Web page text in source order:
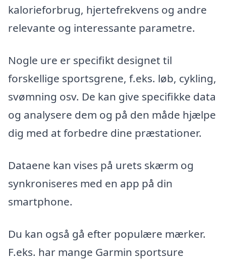
kalorieforbrug, hjertefrekvens og andre
relevante og interessante parametre.
Nogle ure er specifikt designet til
forskellige sportsgrene, f.eks. løb, cykling,
svømning osv. De kan give specifikke data
og analysere dem og på den måde hjælpe
dig med at forbedre dine præstationer.
Dataene kan vises på urets skærm og
synkroniseres med en app på din
smartphone.
Du kan også gå efter populære mærker.
F.eks. har mange Garmin sportsure